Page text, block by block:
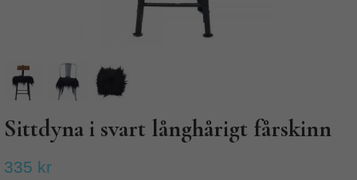
Sittdyna i svart långhårigt fårskinn
335 kr